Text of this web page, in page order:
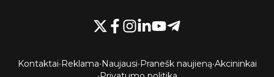
Kontaktai•Reklama•Naujausi•Pranešk naujieną•Akcininkai